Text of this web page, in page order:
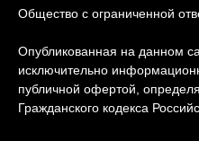
Общество с ограниченной
Опубликованная на данном
исключительно
публичной офертой,
Гражданского кодекса